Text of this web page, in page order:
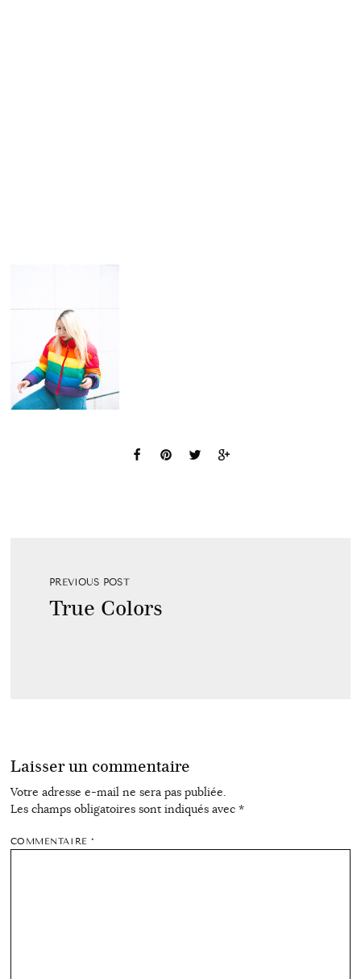
PREVIOUS POST
True Colors
Laisser un commentaire
Votre adresse e-mail ne sera pas publiée.
Les champs obligatoires sont indiqués avec *
COMMENTAIRE*